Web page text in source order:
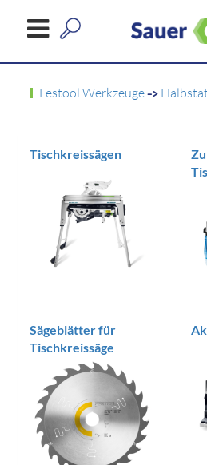
Festool Werkzeuge->
Tischkreissägen
Sägeblätter für
Tischkreissäge